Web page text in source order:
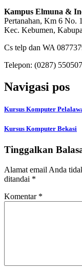
Kampus Elmuna &
Pertanahan, Km 6 No.
Kec. Kebumen,
Cs telp dan WA
Telepon: (0287)
Navigasi pos
Kursus Komputer
Kursus Komputer Bekasi
Tinggalkan
Alamat email Anda
ditandai *
Komentar *